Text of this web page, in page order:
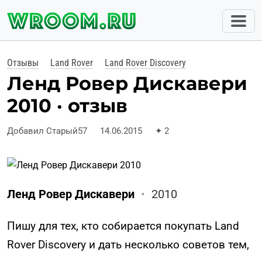
Отзывы Land Rover Land Rover Discovery
Ленд Ровер Дискавери
2010 · отзыв
Добавил Старый57 14.06.2015 ✦ 2
Ленд Ровер Дискавери • 2010
Пишу для тех, кто собирается покупать Land
Rover Discovery и дать несколько советов тем,